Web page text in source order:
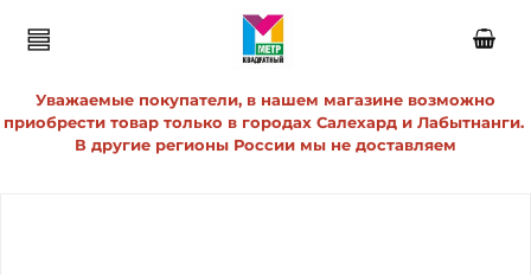
Уважаемые покупатели, в нашем магазине возможно
приобрести товар только в городах Салехард и Лабытнанги.
В другие регионы России мы не доставляем